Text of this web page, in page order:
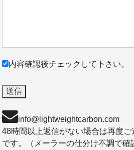
内容確認後チェックして下さい。
info@lightweightcarbon.com
48時間以上返信がない場合は再度
です。（メーラーの仕分け不調で確